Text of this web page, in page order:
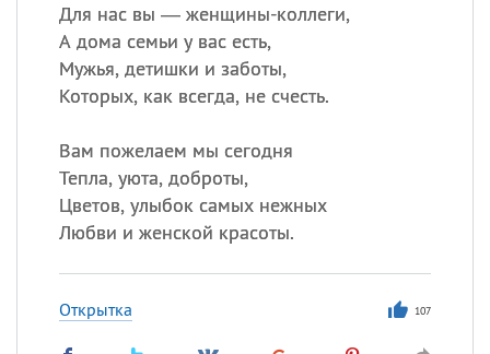
Для нас вы — женщины-коллеги,
А дома семьи у вас есть,
Мужья, детишки и заботы,
Которых, как всегда, не счесть.
Вам пожелаем мы сегодня
Тепла, уюта, доброты,
Цветов, улыбок самых нежных
Любви и женской красоты.
Открытка 107